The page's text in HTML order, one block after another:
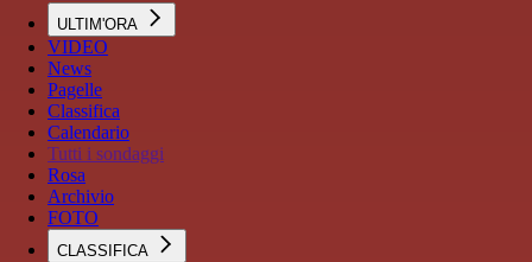
ULTIM'ORA
VIDEO
News
Pagelle
Classifica
Calendario
Tutti i sondaggi
Rosa
Archivio
FOTO
CLASSIFICA